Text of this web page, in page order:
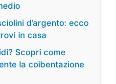
d’argento: ecco
in casa
Scopri come
la coibentazione